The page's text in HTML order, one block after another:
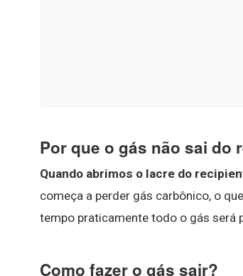
Por que o gás não sai do
Quando abrimos o lacre do
começa a perder gás carbônico, o
tempo praticamente todo o gás será
Como fazer o gás sair?